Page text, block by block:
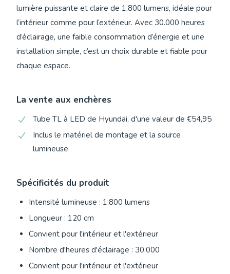
lumière puissante et claire de 1.800 lumens, idéale pour
l’intérieur comme pour l’extérieur. Avec 30.000 heures
d’éclairage, une faible consommation d’énergie et une
installation simple, c’est un choix durable et fiable pour
chaque espace.
La vente aux enchères
Tube TL à LED de Hyundai, d'une valeur de €54,95
Inclus le matériel de montage et la source
lumineuse
Spécificités du produit
Intensité lumineuse : 1.800 lumens
Longueur : 120 cm
Convient pour l'intérieur et l'extérieur
Nombre d'heures d'éclairage : 30.000
Convient pour l'intérieur et l'extérieur